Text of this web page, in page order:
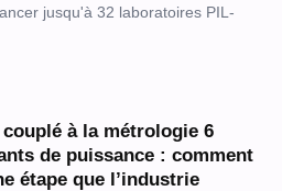
jusqu'à 32 laboratoires PIL-
à la métrologie 6
de puissance : comment
étape que l’industrie